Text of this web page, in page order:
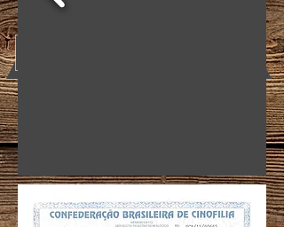
Pastor Belga Malinois